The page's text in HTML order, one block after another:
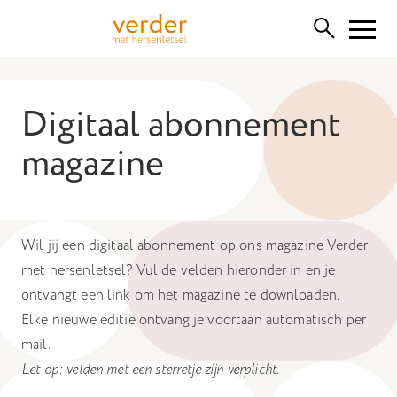
Digitaal abonnement
magazine
Wil jij een digitaal abonnement op ons magazine Verder
met hersenletsel? Vul de velden hieronder in en je
ontvangt een link om het magazine te downloaden.
Elke nieuwe editie ontvang je voortaan automatisch per
mail.
Let op: velden met een sterretje zijn verplicht.
Deze cookies zijn nodig voor het correct functioneren van
de website. Let op, deze kunt u niet uitschakelen.
Cookies van derden
Hiermee kunnen we inhoud van derden insluiten, zoals
YouTube, Vimeo of SoundCloud. Het uitschakelen hiervan
kan bepaalde functionaliteiten van de website verwijderen.
Analytische cookies
Hiermee kunnen we de prestaties van onze website
monitoren en verbeteren, evenals anoniem
gebruikersonderzoek uitvoeren.
Advertentie cookies